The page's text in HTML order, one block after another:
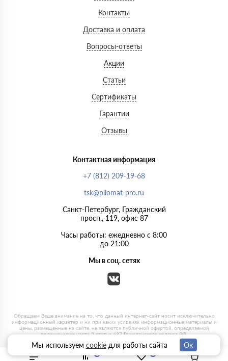
Контакты
Доставка и оплата
Вопросы-ответы
Акции
Статьи
Сертификаты
Гарантии
Отзывы
Контактная информация
+7 (812) 209-19-68
tsk@pilomat-pro.ru
Санкт-Петербург, Гражданский
просп., 119, офис 87
Часы работы: ежедневно с 8:00
до 21:00
Мы в соц. сетях
Мы используем cookieдля работы сайта Ок